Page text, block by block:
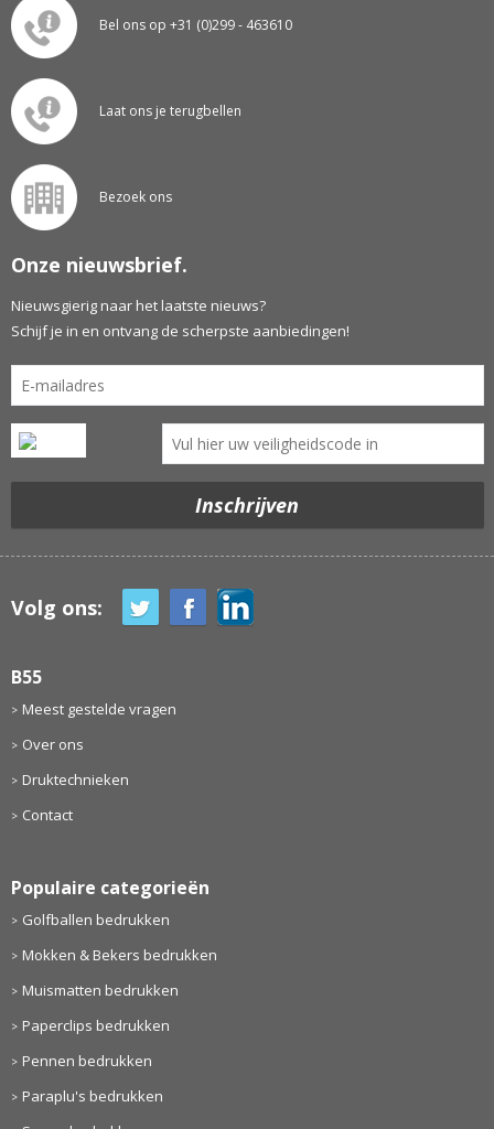
Bel ons op +31 (0)299 - 463610
Laat ons je terugbellen
Bezoek ons
Onze nieuwsbrief.
Nieuwsgierig naar het laatste nieuws?
Schijf je in en ontvang de scherpste aanbiedingen!
Volg ons:
B55
Meest gestelde vragen
Over ons
Druktechnieken
Contact
Populaire categorieën
Golfballen bedrukken
Mokken & Bekers bedrukken
Muismatten bedrukken
Paperclips bedrukken
Pennen bedrukken
Paraplu's bedrukken